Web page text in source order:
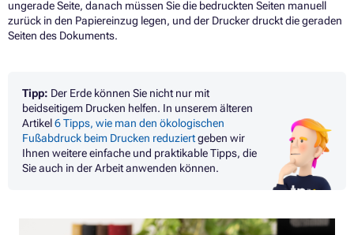
ungerade Seite, danach müssen Sie die bedruckten Seiten manuell
zurück in den Papiereinzug legen, und der Drucker druckt die geraden
Seiten des Dokuments.
Tipp: Der Erde können Sie nicht nur mit
beidseitigem Drucken helfen. In unserem älteren
Artikel6 Tipps, wie man den ökologischen
Fußabdruck beim Drucken reduziertgeben wir
Ihnen weitere einfache und praktikable Tipps, die
Sie auch in der Arbeit anwenden können.